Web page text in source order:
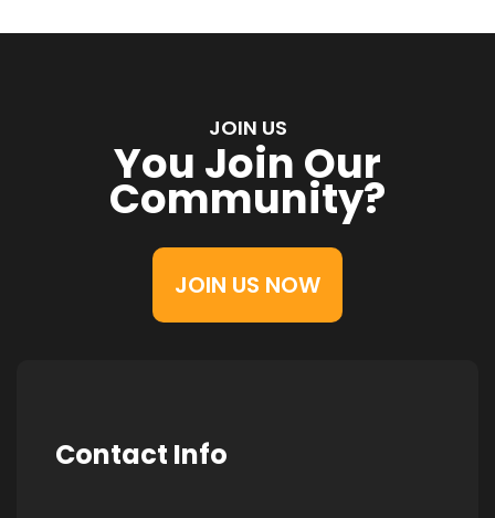
JOIN US
You Join Our
Community?
JOIN US NOW
Contact Info